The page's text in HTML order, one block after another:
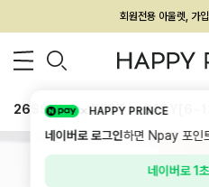
멤버십 최대
26SS 신상 BEST
HAPPY PRINCE
네이버로 로그인하면 Npay 포인
네이버로 1